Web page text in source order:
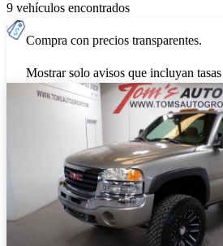
9 vehículos encontrados
Compra con precios transparentes.
Mostrar solo avisos que incluyan